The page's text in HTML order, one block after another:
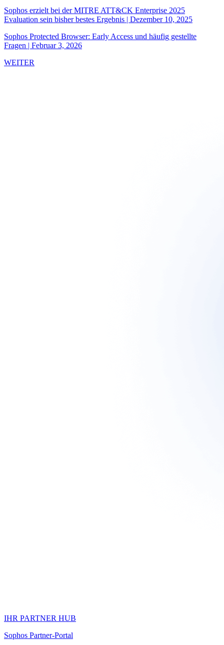
Sophos erzielt bei der MITRE ATT&CK Enterprise 2025
Evaluation sein bisher bestes Ergebnis | Dezember 10, 2025
Sophos Protected Browser: Early Access und häufig gestellte
Fragen | Februar 3, 2026
WEITER
IHR PARTNER HUB
Sophos Partner-Portal